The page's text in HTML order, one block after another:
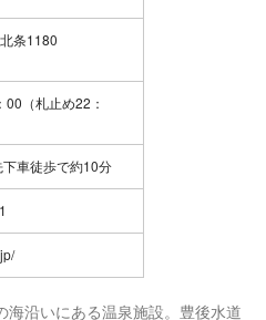
条1180
（札止め22：
車徒歩で約10分
沿いにある温泉施設。豊後水道